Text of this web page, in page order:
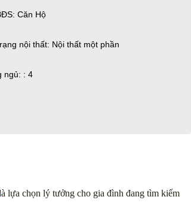
Căn Hộ
nội thất: Nội thất một phần
ngủ: : 4
lựa chọn lý tưởng cho gia đình đang tìm kiếm